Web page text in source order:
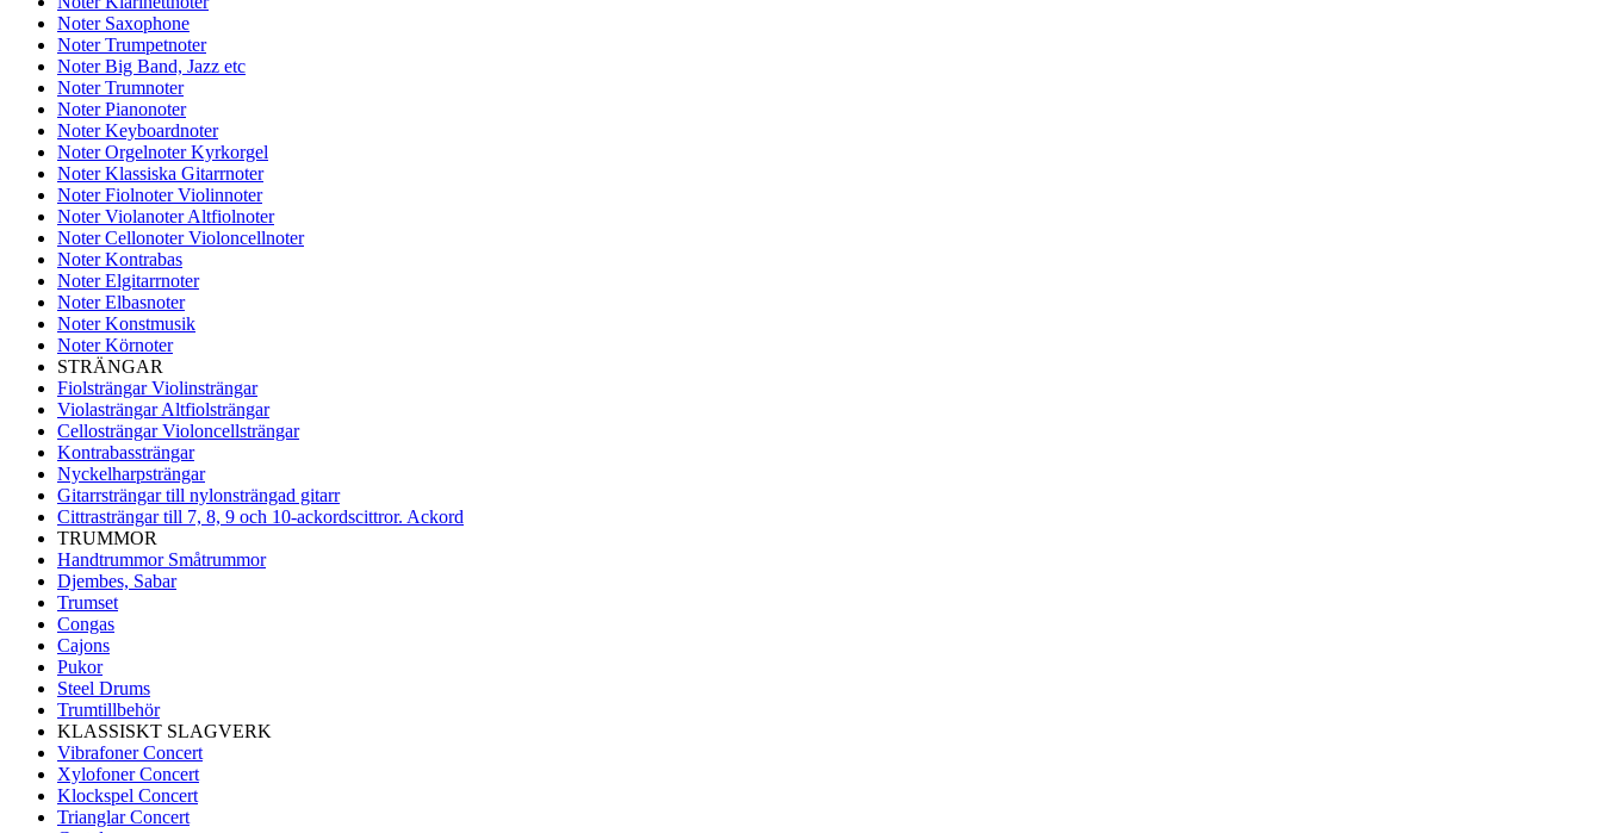
Noter Saxophone
Noter Trumpetnoter
Noter Big Band, Jazz etc
Noter Trumnoter
Noter Pianonoter
Noter Keyboardnoter
Noter Orgelnoter Kyrkorgel
Noter Klassiska Gitarrnoter
Noter Fiolnoter Violinnoter
Noter Violanoter Altfiolnoter
Noter Cellonoter Violoncellnoter
Noter Kontrabas
Noter Elgitarrnoter
Noter Elbasnoter
Noter Konstmusik
Noter Körnoter
STRÄNGAR
Fiolsträngar Violinsträngar
Violasträngar Altfiolsträngar
Cellosträngar Violoncellsträngar
Kontrabassträngar
Nyckelharpsträngar
Gitarrsträngar till nylonsträngad gitarr
Cittrasträngar till 7, 8, 9 och 10-ackordscittror. Ackord
TRUMMOR
Handtrummor Småtrummor
Djembes, Sabar
Trumset
Congas
Cajons
Pukor
Steel Drums
Trumtillbehör
KLASSISKT SLAGVERK
Vibrafoner Concert
Xylofoner Concert
Klockspel Concert
Trianglar Concert